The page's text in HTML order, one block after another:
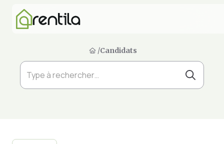
/Candidats